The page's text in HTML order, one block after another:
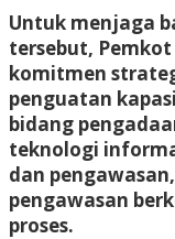
Untuk menjaga
tersebut,
komitmen
penguatan
bidang
teknologi
dan
pengawasan
proses.